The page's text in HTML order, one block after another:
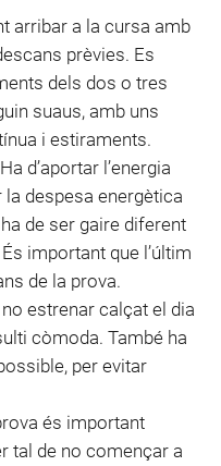
arribar a la cursa amb
prèvies. Es
dels dos o tres
suaus, amb uns
i estiraments.
d’aportar l’energia
despesa energètica
de ser gaire diferent
important que l’últim
de la prova.
estrenar calçat el dia
còmoda. També ha
per evitar
és important
tal de no començar a